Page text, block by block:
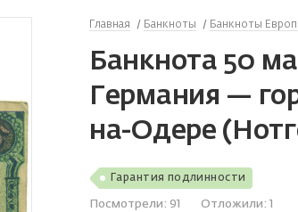
Главная Банкноты Банкноты
Банкнота 50
Германия —
на-Одере
Гарантия подлинности
Посмотрели: 91 Отложили: